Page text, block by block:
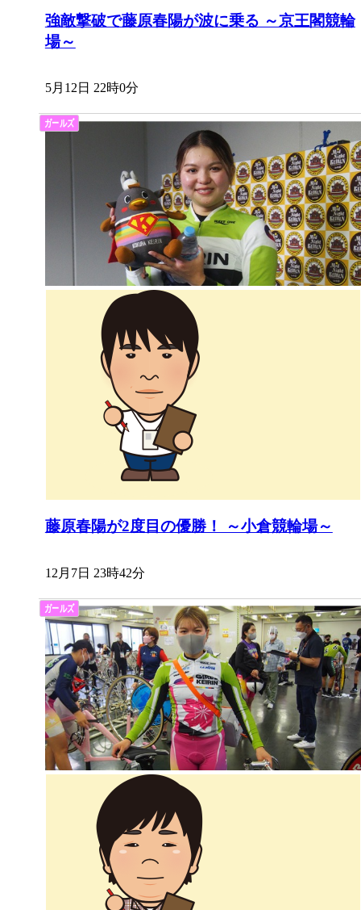
強敵撃破で藤原春陽が波に乗る ～京王閣競輪
場～
5月12日 22時0分
藤原春陽が2度目の優勝！ ～小倉競輪場～
12月7日 23時42分